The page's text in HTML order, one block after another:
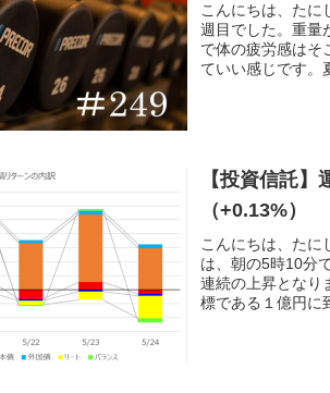
こんにちは、たに
週目でした。重量
で体の疲労感はそ
ていい感じです。
【投資信託
（+0.13%）
こんにちは、たに
は、朝の5時10分
連続の上昇となり
標である１億円に